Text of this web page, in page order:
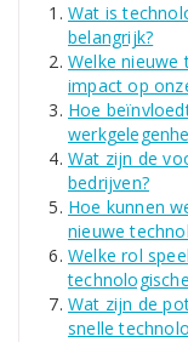
Wat is
belangrijk?
Welke nieuwe
impact op
Hoe
Wat zijn de
bedrijven?
Hoe kunnen
nieuwe
Welke rol
Wat zijn de
snelle